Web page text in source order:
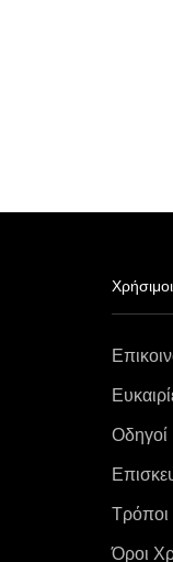
Όροι